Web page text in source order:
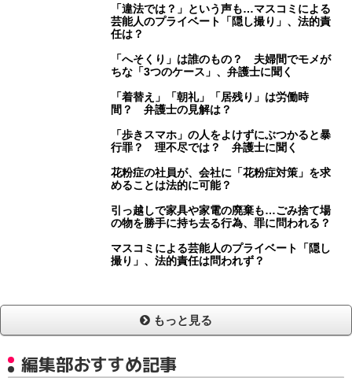
「違法では？」という声も…マスコミによる
芸能人のプライベート「隠し撮り」、法的責
任は？
「へそくり」は誰のもの？ 夫婦間でモメが
ちな「3つのケース」、弁護士に聞く
「着替え」「朝礼」「居残り」は労働時
間？ 弁護士の見解は？
「歩きスマホ」の人をよけずにぶつかると暴
行罪？ 理不尽では？ 弁護士に聞く
花粉症の社員が、会社に「花粉症対策」を求
めることは法的に可能？
引っ越しで家具や家電の廃棄も…ごみ捨て場
の物を勝手に持ち去る行為、罪に問われる？
マスコミによる芸能人のプライベート「隠し
撮り」、法的責任は問われず？
もっと見る
編集部おすすめ記事